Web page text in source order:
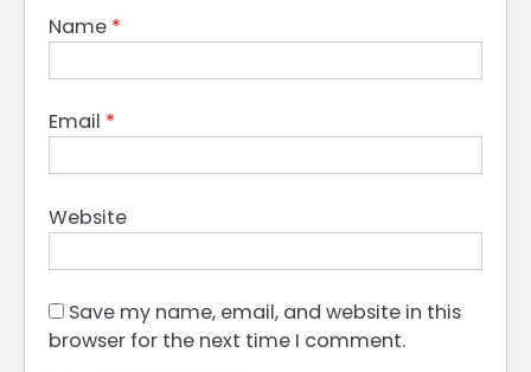
Name *
Email *
Website
Save my name, email, and website in this
browser for the next time I comment.